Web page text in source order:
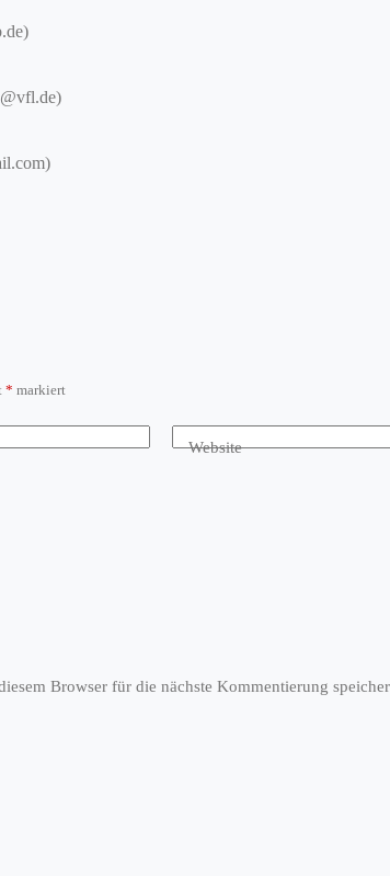
* markiert
Website
Browser für die nächste Kommentierung